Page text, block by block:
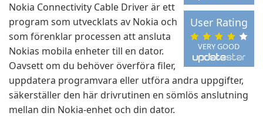
VERY GOOD
User Rating
Nokia Connectivity Cable Driver är ett
program som utvecklats av Nokia och
som förenklar processen att ansluta
Nokias mobila enheter till en dator.
Oavsett om du behöver överföra filer,
uppdatera programvara eller utföra andra uppgifter,
säkerställer den här drivrutinen en sömlös anslutning
mellan din Nokia-enhet och din dator.